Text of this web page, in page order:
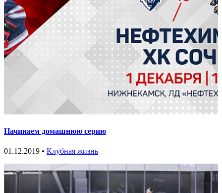
Начинаем домашнюю серию
01.12.2019 • Клубная жизнь